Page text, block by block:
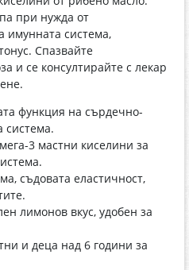
при нужда от
имунната система,
Спазвайте
и се консултирайте с лекар
функция на сърдечно-
система.
3 мастни киселини за
съдовата еластичност,
лимонов вкус, удобен за
и деца над 6 години за